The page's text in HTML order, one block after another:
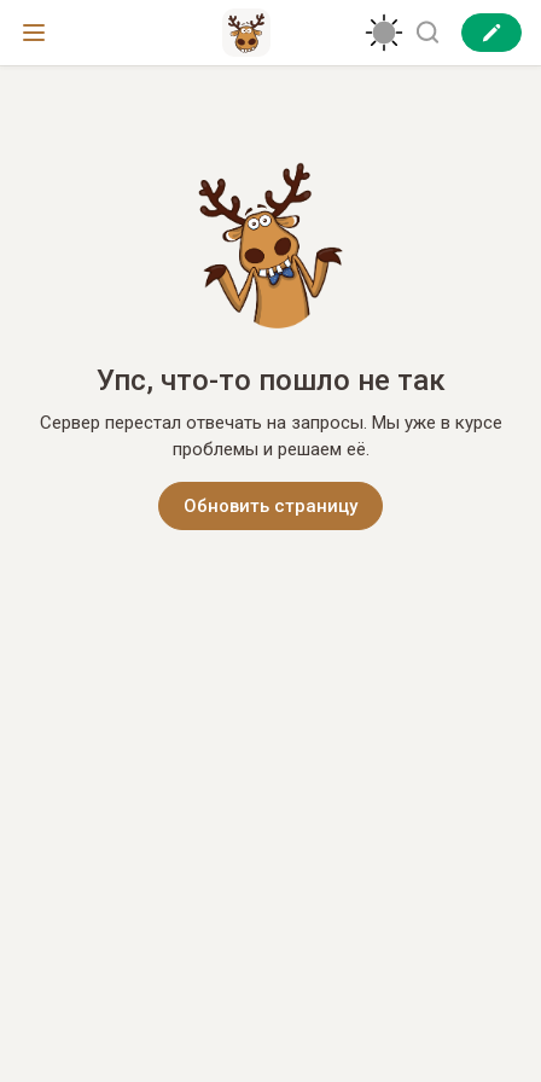
Упс, что-то пошло не так
Сервер перестал отвечать на запросы. Мы уже в курсе
проблемы и решаем её.
Обновить страницу